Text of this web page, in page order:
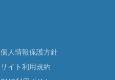
個人情報保護方針
サイト利用規約